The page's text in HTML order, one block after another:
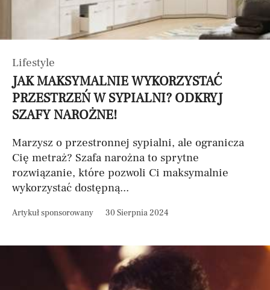
Lifestyle
JAK MAKSYMALNIE WYKORZYSTAĆ
PRZESTRZEŃ W SYPIALNI? ODKRYJ
SZAFY NAROŻNE!
Marzysz o przestronnej sypialni, ale ogranicza
Cię metraż? Szafa narożna to sprytne
rozwiązanie, które pozwoli Ci maksymalnie
wykorzystać dostępną...
Artykuł sponsorowany 30 Sierpnia 2024